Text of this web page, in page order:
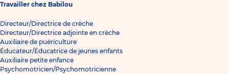
Travailler chez Babilou
Directeur/Directrice de crèche
Directeur/Directrice adjointe en crèche
Auxiliaire de puériculture
Éducateur/Éducatrice de jeunes enfants
Auxiliaire petite enfance
Psychomotricien/Psychomotricienne